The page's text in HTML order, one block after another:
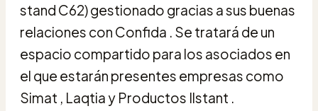
stand C62) gestionado gracias a sus buenas
relaciones con Confida . Se tratará de un
espacio compartido para los asociados en
el que estarán presentes empresas como
Simat , Laqtia y Productos Ilstant .